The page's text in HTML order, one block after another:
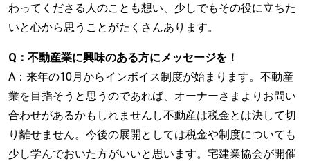
わってくださる人のことも想い、少しでもその役に立ちた
いと心から思うことがたくさんあります。
Q：不動産業に興味のある方にメッセージを！
A：来年の10月からインボイス制度が始まります。不動産
業を目指そうと思うのであれば、オーナーさまよりお問い
合わせがあるかもしれませんし不動産は税金とは決して切
り離せません。今後の展開としては税金や制度についても
少し学んでおいた方がいいと思います。宅建業協会が開催